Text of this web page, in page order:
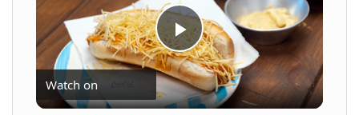
P
l
Watch on